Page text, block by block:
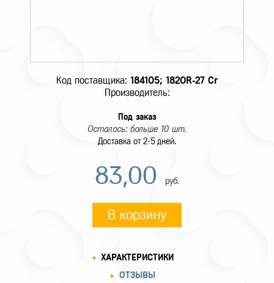
Код поставщика: 184105; 1820R-27 Cr
Производитель:
Под заказ
Осталось: больше 10 шт.
Доставка от 2-5 дней.
83,00 руб.
В корзину